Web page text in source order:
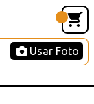
Usar Foto